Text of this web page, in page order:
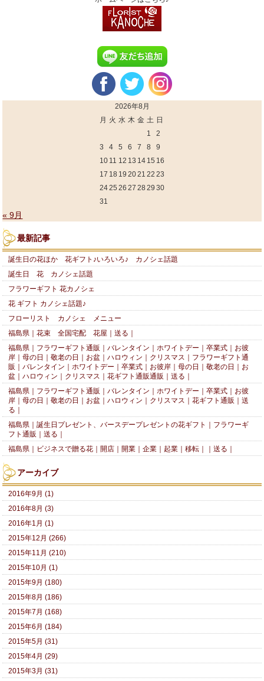
2026年8月
月 火 水 木 金 土 日
1
2
3
4 5 6 7 8
9
10 11 12 13 14 15 16
17 18 19 2021 22 23
2425 26 27 28 29 30
31
« 9月
最新記事
誕生日の花ほか 花ギフト♪いろいろ♪ カノシェ話題
誕生日 花 カノシェ話題
フラワーギフト 花カノシェ
花 ギフト カノシェ話題♪
フローリスト カノシェ メニュー
福島県｜花束 全国宅配 花屋｜送る｜
福島県｜フラワーギフト通販｜バレンタイン｜ホワイトデー｜卒業式｜お彼
岸｜母の日｜敬老の日｜お盆｜ハロウィン｜クリスマス｜フラワーギフト通
販｜バレンタイン｜ホワイトデー｜卒業式｜お彼岸｜母の日｜敬老の日｜お
盆｜ハロウィン｜クリスマス｜花ギフト通販通販｜送る｜
福島県｜フラワーギフト通販｜バレンタイン｜ホワイトデー｜卒業式｜お彼
岸｜母の日｜敬老の日｜お盆｜ハロウィン｜クリスマス｜花ギフト通販｜送
る｜
福島県｜誕生日プレゼント、バースデープレゼントの花ギフト｜フラワーギ
フト通販｜送る｜
福島県｜ビジネスで贈る花｜開店｜開業｜企業｜起業｜移転｜｜送る｜
アーカイブ
2016年9月 (1)
2016年8月 (3)
2016年1月 (1)
2015年12月 (266)
2015年11月 (210)
2015年10月 (1)
2015年9月 (180)
2015年8月 (186)
2015年7月 (168)
2015年6月 (184)
2015年5月 (31)
2015年4月 (29)
2015年3月 (31)